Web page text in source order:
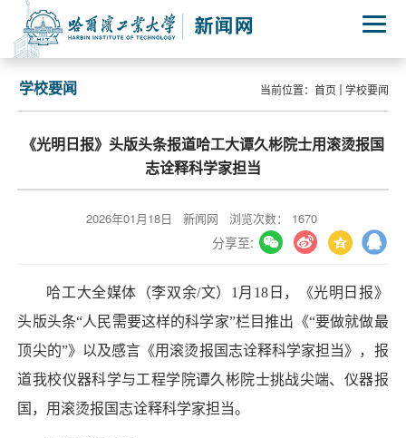
当前位置： 首页 学校要闻
学校要闻
《光明日报》头版头条报道哈工大谭久彬院士用滚烫报国
志诠释科学家担当
2026年01月18日 新闻网 浏览次数： 1670
分享至:
哈工大全媒体（李双余/文）1月18日，《光明日报》
头版头条“人民需要这样的科学家”栏目推出《“要做就做最
顶尖的”》以及感言《用滚烫报国志诠释科学家担当》，报
道我校仪器科学与工程学院谭久彬院士挑战尖端、仪器报
国，用滚烫报国志诠释科学家担当。